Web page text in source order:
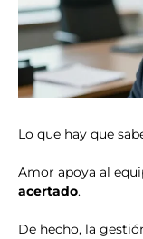
Lo que hay que
Amor apoya al
acertado.
De hecho, la